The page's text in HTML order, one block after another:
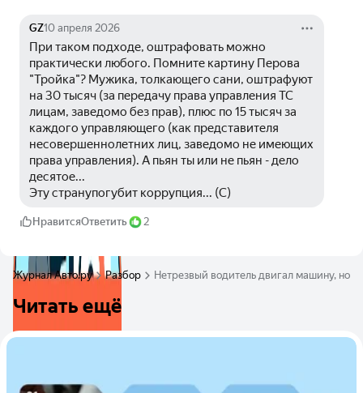
GZ10 апреля 2026
При таком подходе, оштрафовать можно
практически любого. Помните картину Перова
"Тройка"? Мужика, толкающего сани, оштрафуют
на 30 тысяч (за передачу права управления ТС
лицам, заведомо без прав), плюс по 15 тысяч за
каждого управляющего (как представителя
несовершеннолетних лиц, заведомо не имеющих
права управления). А пьян ты или не пьян - дело
десятое...
Эту странупогубит коррупция... (С)
НравитсяОтветить 2
Журнал Авто.ру Разбор Нетрезвый водитель двигал машину, но
Читать ещё